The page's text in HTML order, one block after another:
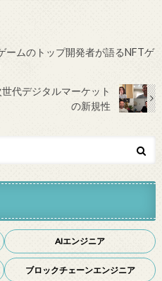
ームのトップ開発者が語るNFTゲ
代デジタルマーケット
の新規性
AIエンジニア
ブロックチェーンエンジニア